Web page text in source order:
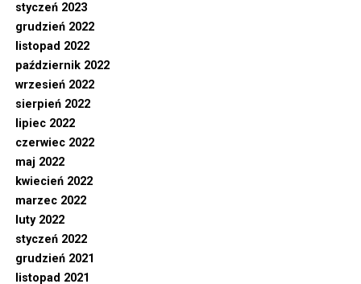
styczeń 2023
grudzień 2022
listopad 2022
październik 2022
wrzesień 2022
sierpień 2022
lipiec 2022
czerwiec 2022
maj 2022
kwiecień 2022
marzec 2022
luty 2022
styczeń 2022
grudzień 2021
listopad 2021